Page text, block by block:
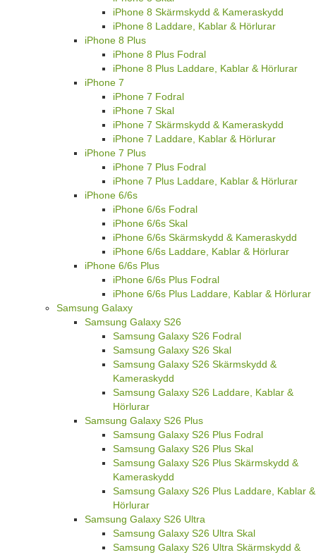
iPhone 8 Skärmskydd & Kameraskydd
iPhone 8 Laddare, Kablar & Hörlurar
iPhone 8 Plus
iPhone 8 Plus Fodral
iPhone 8 Plus Laddare, Kablar & Hörlurar
iPhone 7
iPhone 7 Fodral
iPhone 7 Skal
iPhone 7 Skärmskydd & Kameraskydd
iPhone 7 Laddare, Kablar & Hörlurar
iPhone 7 Plus
iPhone 7 Plus Fodral
iPhone 7 Plus Laddare, Kablar & Hörlurar
iPhone 6/6s
iPhone 6/6s Fodral
iPhone 6/6s Skal
iPhone 6/6s Skärmskydd & Kameraskydd
iPhone 6/6s Laddare, Kablar & Hörlurar
iPhone 6/6s Plus
iPhone 6/6s Plus Fodral
iPhone 6/6s Plus Laddare, Kablar & Hörlurar
Samsung Galaxy
Samsung Galaxy S26
Samsung Galaxy S26 Fodral
Samsung Galaxy S26 Skal
Samsung Galaxy S26 Skärmskydd &
Kameraskydd
Samsung Galaxy S26 Laddare, Kablar &
Hörlurar
Samsung Galaxy S26 Plus
Samsung Galaxy S26 Plus Fodral
Samsung Galaxy S26 Plus Skal
Samsung Galaxy S26 Plus Skärmskydd &
Kameraskydd
Samsung Galaxy S26 Plus Laddare, Kablar &
Hörlurar
Samsung Galaxy S26 Ultra
Samsung Galaxy S26 Ultra Skal
Samsung Galaxy S26 Ultra Skärmskydd &